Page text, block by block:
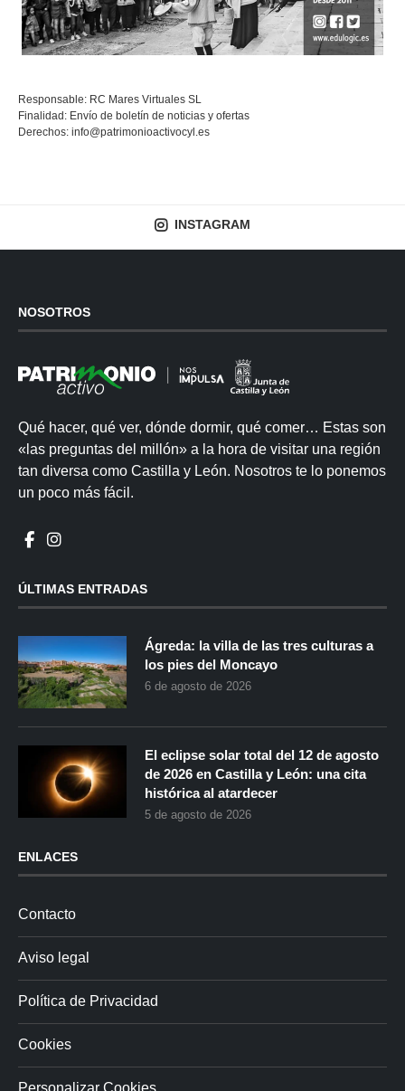
Responsable: RC Mares Virtuales SL
Finalidad: Envío de boletín de noticias y ofertas
Derechos: info@patrimonioactivocyl.es
INSTAGRAM
NOSOTROS
Qué hacer, qué ver, dónde dormir, qué comer… Estas son
«las preguntas del millón» a la hora de visitar una región
tan diversa como Castilla y León. Nosotros te lo ponemos
un poco más fácil.
ÚLTIMAS ENTRADAS
Ágreda: la villa de las tres culturas a
los pies del Moncayo
6 de agosto de 2026
El eclipse solar total del 12 de agosto
de 2026 en Castilla y León: una cita
histórica al atardecer
5 de agosto de 2026
ENLACES
Contacto
Aviso legal
Política de Privacidad
Cookies
Personalizar Cookies